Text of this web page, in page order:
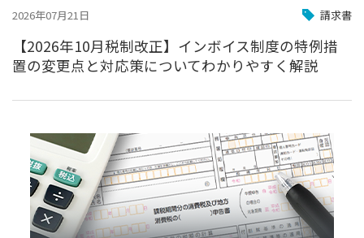
2026年07月21日 請求書
【2026年10月税制改正】インボイス制度の特例措
置の変更点と対応策についてわかりやすく解説